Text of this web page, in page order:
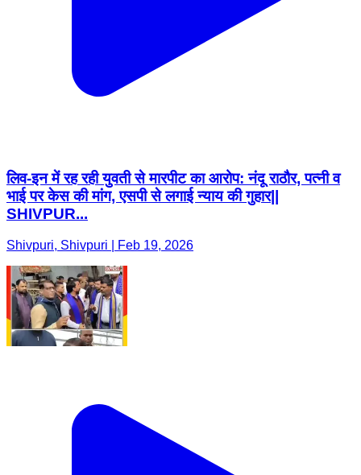
लिव-इन में रह रही युवती से मारपीट का आरोप: नंदू राठौर, पत्नी व
भाई पर केस की मांग, एसपी से लगाई न्याय की गुहार||
SHIVPUR...
Shivpuri, Shivpuri | Feb 19, 2026